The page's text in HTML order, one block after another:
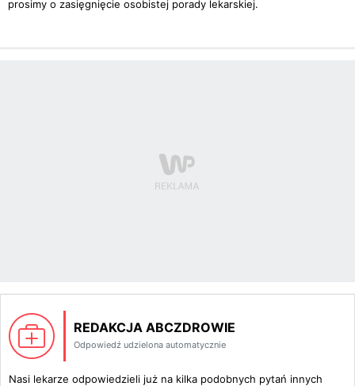
prosimy o zasięgnięcie osobistej porady lekarskiej.
REDAKCJA ABCZDROWIE
Odpowiedź udzielona automatycznie
Nasi lekarze odpowiedzieli już na kilka podobnych pytań innych